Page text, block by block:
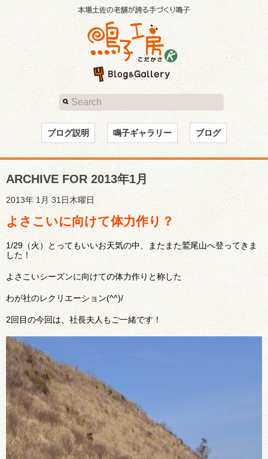
ブログ説明 鳴子ギャラリー ブログ
ARCHIVE FOR 2013年1月
2013年 1月 31日木曜日
よさこいに向けて体力作り？
1/29（火）とってもいいお天気の中、またまた鷲尾山へ登ってきま
した！
よさこいシーズンに向けての体力作りと称した
わが社のレクリエーション(^^)/
2回目の今回は、社長夫人もご一緒です！